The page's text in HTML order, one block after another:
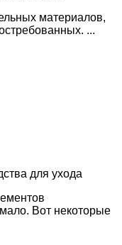
материалов,
...
для ухода
Вот некоторые